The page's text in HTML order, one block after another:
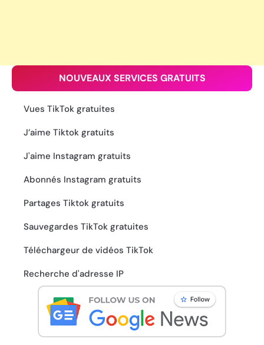
NOUVEAUX SERVICES GRATUITS
Vues TikTok gratuites
J’aime Tiktok gratuits
J'aime Instagram gratuits
Abonnés Instagram gratuits
Partages Tiktok gratuits
Sauvegardes TikTok gratuites
Téléchargeur de vidéos TikTok
Recherche d'adresse IP